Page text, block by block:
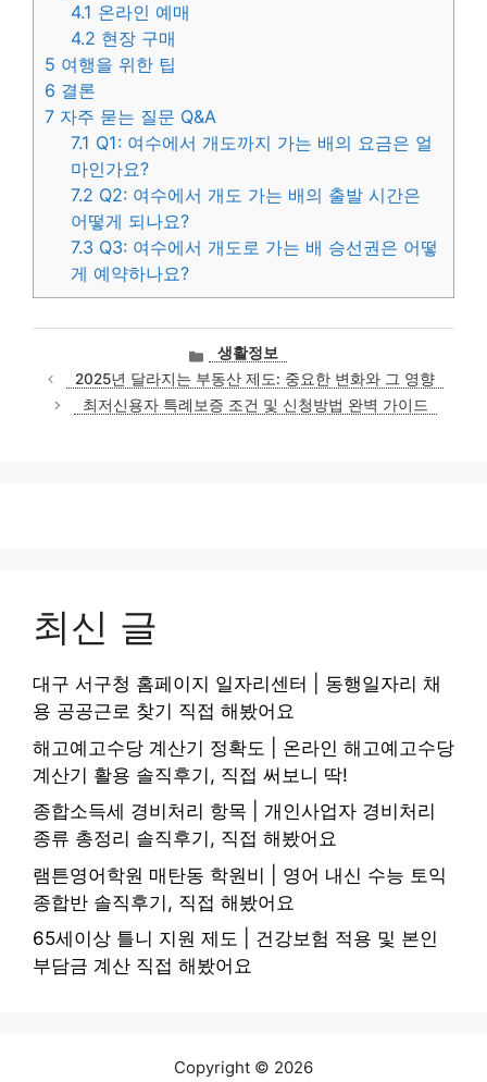
4.1 온라인 예매
4.2 현장 구매
5 여행을 위한 팁
6 결론
7 자주 묻는 질문 Q&A
7.1 Q1: 여수에서 개도까지 가는 배의 요금은 얼
마인가요?
7.2 Q2: 여수에서 개도 가는 배의 출발 시간은
어떻게 되나요?
7.3 Q3: 여수에서 개도로 가는 배 승선권은 어떻
게 예약하나요?
카
테
고
리
생활정보
2025년 달라지는 부동산 제도: 중요한 변화와 그 영향
최저신용자 특례보증 조건 및 신청방법 완벽 가이드
최신 글
대구 서구청 홈페이지 일자리센터 | 동행일자리 채
용 공공근로 찾기 직접 해봤어요
해고예고수당 계산기 정확도 | 온라인 해고예고수당
계산기 활용 솔직후기, 직접 써보니 딱!
종합소득세 경비처리 항목 | 개인사업자 경비처리
종류 총정리 솔직후기, 직접 해봤어요
램튼영어학원 매탄동 학원비 | 영어 내신 수능 토익
종합반 솔직후기, 직접 해봤어요
65세이상 틀니 지원 제도 | 건강보험 적용 및 본인
부담금 계산 직접 해봤어요
Copyright © 2026